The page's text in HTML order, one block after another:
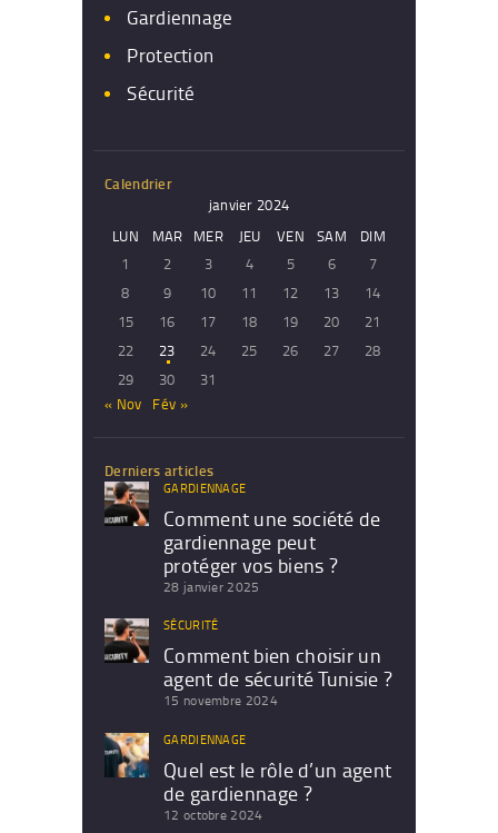
Gardiennage
Protection
Sécurité
Calendrier
janvier 2024
LUN
MAR MER JEU VEN SAM
DIM
1
2 3 4 5 6
7
8
9 10 11 12 13
14
15
16 17 18 19 20
21
22
23 24 25 26 27
28
29
30
31
« Nov
Fév »
Derniers articles
GARDIENNAGE
Comment une société de
gardiennage peut
protéger vos biens ?
28 janvier 2025
SÉCURITÉ
Comment bien choisir un
agent de sécurité Tunisie ?
15 novembre 2024
GARDIENNAGE
Quel est le rôle d’un agent
de gardiennage ?
12 octobre 2024